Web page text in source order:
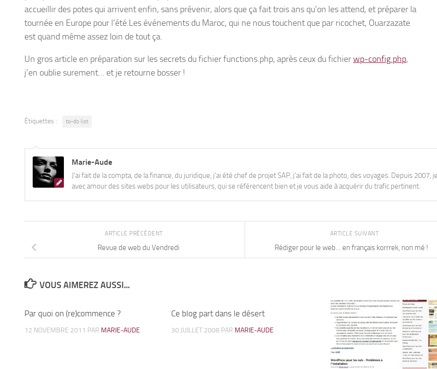
accueillir des potes qui arrivent enfin, sans prévenir, alors que ça fait trois ans qu’on les attend, et préparer la
tournée en Europe pour l’été.Les événements du Maroc, qui ne nous touchent que par ricochet, Ouarzazate
est quand même assez loin de tout ça.
Un gros article en préparation sur les secrets du fichier functions.php, après ceux du fichierwp-config.php,
j’en oublie surement… et je retourne bosser !
Étiquettes : to-do list
Marie-Aude
J'ai fait de la compta, de la finance, du juridique, j'ai été chef de projet SAP, j'ai fait de la photo, des voyages. Depuis 2007,
avec amour des sites webs pour les utilisateurs, qui se référencent bien et je vous aide à acquérir du trafic pertinent.
ARTICLE SUIVANT
Rédiger pour le web… en français korrrek, non mé !
ARTICLE PRÉCÉDENT
Revue de web du Vendredi
VOUS AIMEREZ AUSSI...
Par quoi on (re)commence ?
12 NOVEMBRE 2011 PAR MARIE-AUDE
Ce blog part dans le désert
30 JUILLET 2008 PAR MARIE-AUDE